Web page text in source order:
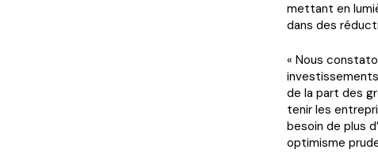
mettant en
dans des
« Nous
de la part des
tenir les
besoin de plus
optimisme